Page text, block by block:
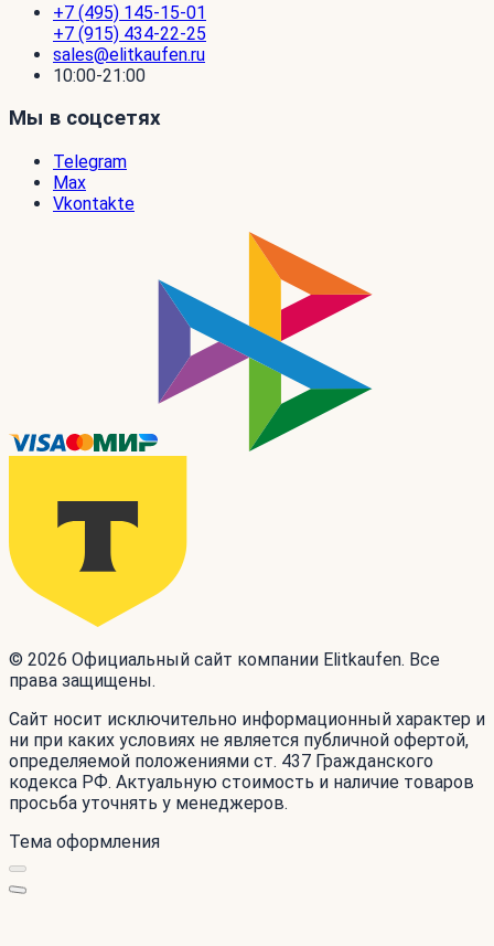
+7 (495) 145-15-01
+7 (915) 434-22-25
sales@elitkaufen.ru
10:00-21:00
Мы в соцсетях
Telegram
Max
Vkontakte
© 2026 Официальный сайт компании Elitkaufen. Все
права защищены.
Сайт носит исключительно информационный характер и
ни при каких условиях не является публичной офертой,
определяемой положениями ст. 437 Гражданского
кодекса РФ. Актуальную стоимость и наличие товаров
просьба уточнять у менеджеров.
Тема оформления